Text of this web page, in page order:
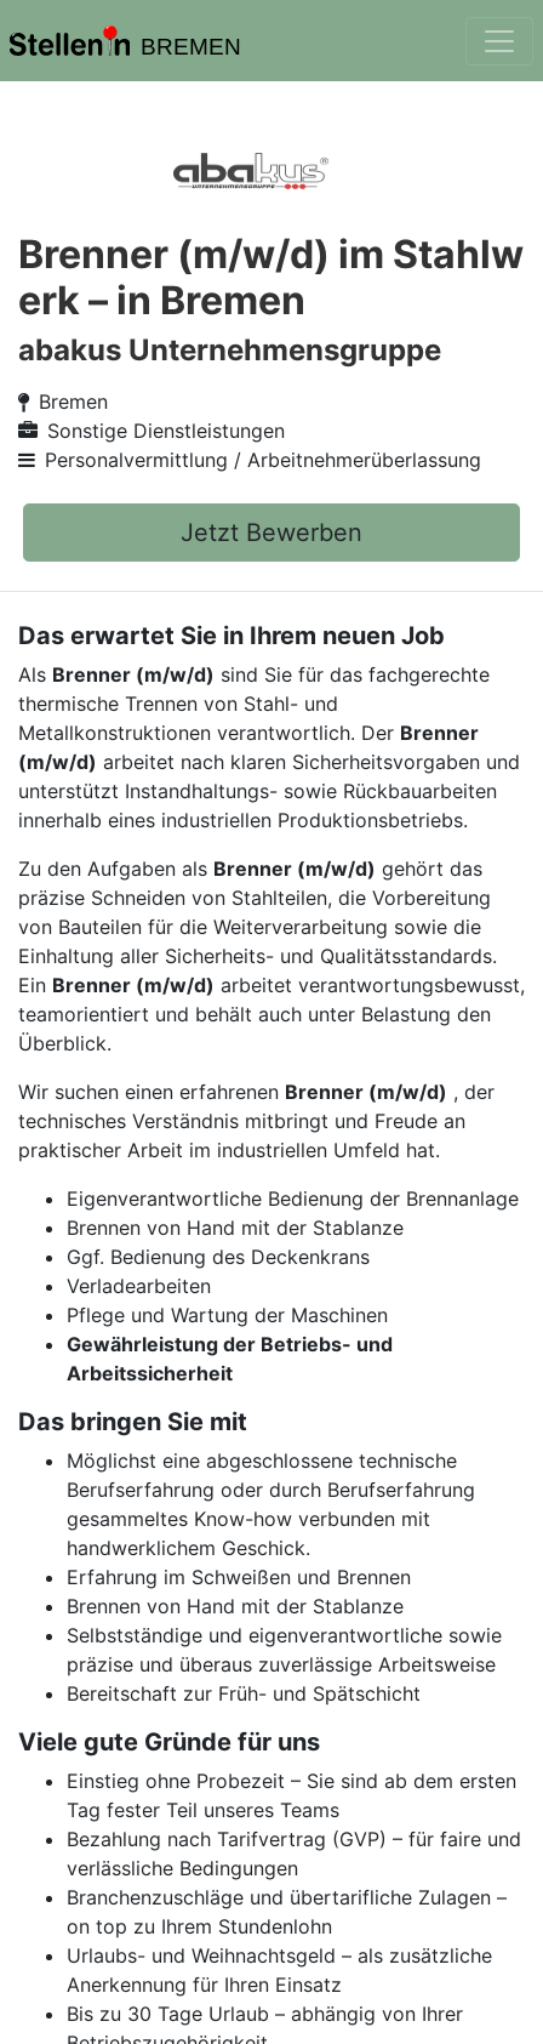
BREMEN
Brenner (m/w/d) im Stahlw
erk – in Bremen
abakus Unternehmensgruppe
Bremen
Sonstige Dienstleistungen
Personalvermittlung / Arbeitnehmerüberlassung
Jetzt Bewerben
Das erwartet Sie in Ihrem neuen Job
Als Brenner (m/w/d) sind Sie für das fachgerechte
thermische Trennen von Stahl- und
Metallkonstruktionen verantwortlich. Der Brenner
(m/w/d) arbeitet nach klaren Sicherheitsvorgaben und
unterstützt Instandhaltungs- sowie Rückbauarbeiten
innerhalb eines industriellen Produktionsbetriebs.
Zu den Aufgaben als Brenner (m/w/d) gehört das
präzise Schneiden von Stahlteilen, die Vorbereitung
von Bauteilen für die Weiterverarbeitung sowie die
Einhaltung aller Sicherheits- und Qualitätsstandards.
Ein Brenner (m/w/d) arbeitet verantwortungsbewusst,
teamorientiert und behält auch unter Belastung den
Überblick.
Wir suchen einen erfahrenen Brenner (m/w/d) , der
technisches Verständnis mitbringt und Freude an
praktischer Arbeit im industriellen Umfeld hat.
Eigenverantwortliche Bedienung der Brennanlage
Brennen von Hand mit der Stablanze
Ggf. Bedienung des Deckenkrans
Verladearbeiten
Pflege und Wartung der Maschinen
Gewährleistung der Betriebs- und
Arbeitssicherheit
Das bringen Sie mit
Möglichst eine abgeschlossene technische
Berufserfahrung oder durch Berufserfahrung
gesammeltes Know-how verbunden mit
handwerklichem Geschick.
Erfahrung im Schweißen und Brennen
Brennen von Hand mit der Stablanze
Selbstständige und eigenverantwortliche sowie
präzise und überaus zuverlässige Arbeitsweise
Bereitschaft zur Früh- und Spätschicht
Viele gute Gründe für uns
Einstieg ohne Probezeit – Sie sind ab dem ersten
Tag fester Teil unseres Teams
Bezahlung nach Tarifvertrag (GVP) – für faire und
verlässliche Bedingungen
Branchenzuschläge und übertarifliche Zulagen –
on top zu Ihrem Stundenlohn
Urlaubs- und Weihnachtsgeld – als zusätzliche
Anerkennung für Ihren Einsatz
Bis zu 30 Tage Urlaub – abhängig von Ihrer